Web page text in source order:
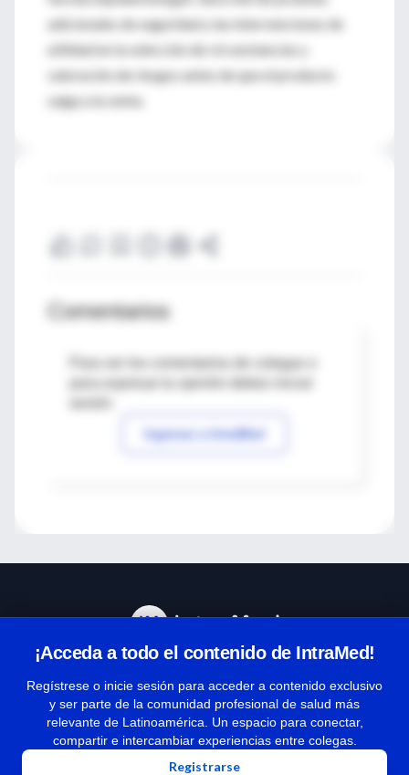
adicionales de seguridad y las intervenciones de
utilidad en la selección de circunstancias y
valoración de riesgos antes de que el producto
salga a la venta.
Comentarios
Para ver los comentarios de colegas o
Ingresar a IntraMed
¡Acceda a todo el contenido de IntraMed!
Regístrese o inicie sesión para acceder a contenido exclusivo
y ser parte de la comunidad profesional de salud más
relevante de Latinoamérica. Un espacio para conectar,
compartir e intercambiar experiencias entre colegas.
Registrarse
Términos y condiciones
| Políticas de privacidad
| Todos los derechos reservados | Copyright 1997-2026